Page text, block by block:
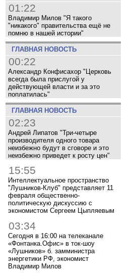
01:22
Владимир Милов "Я такого
"никакого" правительства ещё не
помню в нашей истории"
ГЛАВНАЯ НОВОСТЬ
00:22
Александр Конфисахор "Церковь
всегда была прислугой у
действующей власти и за это
поплатилась"
ГЛАВНАЯ НОВОСТЬ
02:23
Андрей Липатов "Три-четыре
производителя одного товара
неизбежно будут в сговоре и это
неизбежно приведет к росту цен"
15:55
Интеллектуальное пространство
"Лушников-Клуб" представляет 11
февраля общественно-
политическую дискуссию с
экономистом Сергеем Цыпляевым
03:34
Сегодня в 16:00 на телеканале
«Фонтанка.Офис» в ток-шоу
«Лушников» б. замминистра
энергетики РФ, экономист
Владимир Милов